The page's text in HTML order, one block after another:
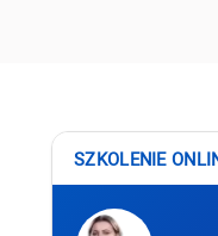
SZKOLENIE